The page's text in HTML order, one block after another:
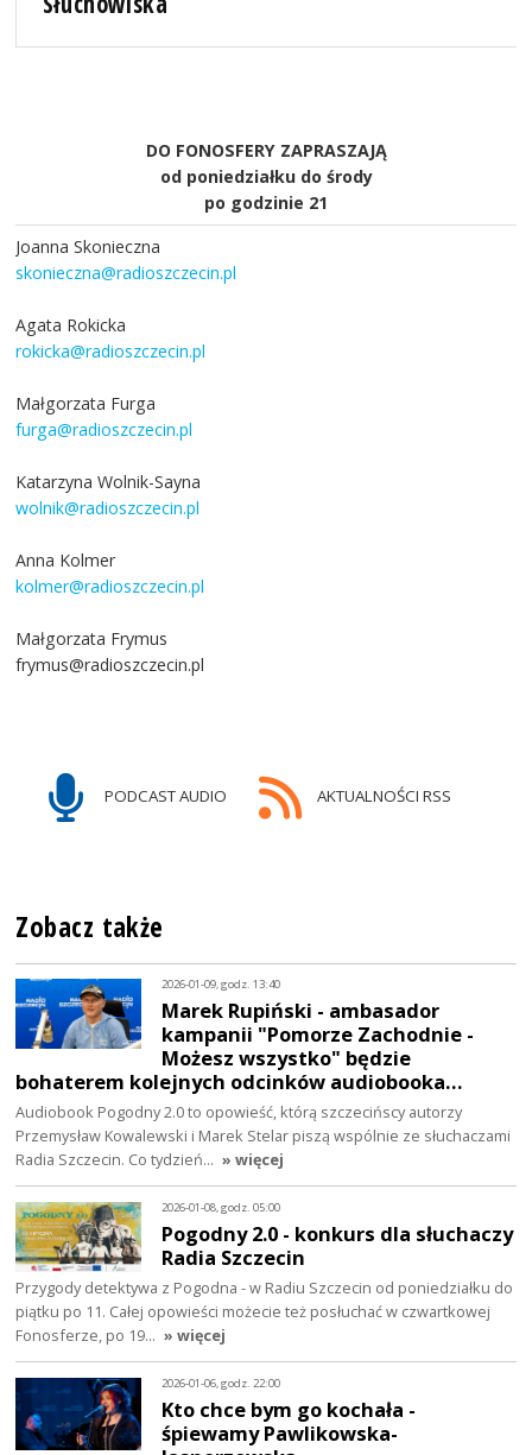
DO FONOSFERY ZAPRASZAJĄ
od poniedziałku do środy
po godzinie 21
Joanna Skonieczna
skonieczna@radioszczecin.pl
Agata Rokicka
rokicka@radioszczecin.pl
Małgorzata Furga
furga@radioszczecin.pl
Katarzyna Wolnik-Sayna
wolnik@radioszczecin.pl
Anna Kolmer
kolmer@radioszczecin.pl
Małgorzata Frymus
frymus@radioszczecin.pl
PODCAST AUDIO AKTUALNOŚCI RSS
Zobacz także
2026-01-09, godz. 13:40
Marek Rupiński - ambasador
kampanii "Pomorze Zachodnie -
Możesz wszystko" będzie
bohaterem kolejnych odcinków audiobooka…
Audiobook Pogodny 2.0 to opowieść, którą szczecińscy autorzy
Przemysław Kowalewski i Marek Stelar piszą wspólnie ze słuchaczami
Radia Szczecin. Co tydzień… » więcej
2026-01-08, godz. 05:00
Pogodny 2.0 - konkurs dla słuchaczy
Radia Szczecin
Przygody detektywa z Pogodna - w Radiu Szczecin od poniedziałku do
piątku po 11. Całej opowieści możecie też posłuchać w czwartkowej
Fonosferze, po 19… » więcej
2026-01-06, godz. 22:00
Kto chce bym go kochała -
śpiewamy Pawlikowska-